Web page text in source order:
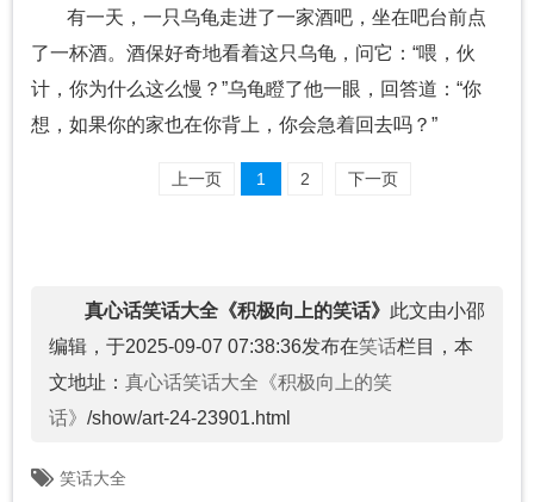
有一天，一只乌龟走进了一家酒吧，坐在吧台前点
了一杯酒。酒保好奇地看着这只乌龟，问它：“喂，伙
计，你为什么这么慢？”乌龟瞪了他一眼，回答道：“你
想，如果你的家也在你背上，你会急着回去吗？”
上一页 1 2 下一页
真心话笑话大全《积极向上的笑话》 此文由小邵
编辑，于2025-09-07 07:38:36发布在笑话栏目，本
文地址： 真心话笑话大全《积极向上的笑
话》 /show/art-24-23901.html
笑话大全